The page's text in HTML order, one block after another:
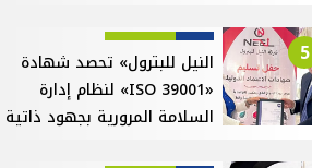
5
النيل للبترول» تحصد شهادة
«ISO 39001» لنظام إدارة
السلامة المرورية بجهود ذاتية